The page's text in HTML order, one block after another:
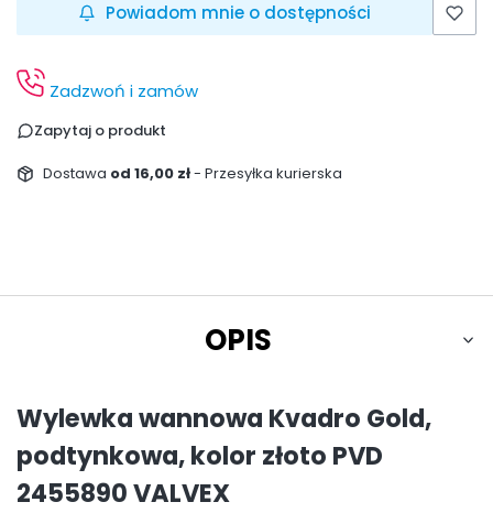
Powiadom mnie o dostępności
Zadzwoń i zamów
Zapytaj o produkt
Dostawa od 16,00 zł- Przesyłka kurierska
OPIS
Wylewka wannowa Kvadro Gold,
podtynkowa, kolor złoto PVD
2455890 VALVEX